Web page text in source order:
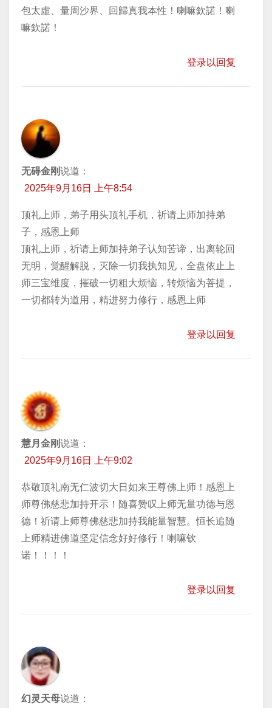
包太虛、量周沙界、回歸真我本性！喇嘛欽諾！喇
嘛欽諾！
登录以回复
无碍金刚说道：
2025年9月16日 上午8:54
顶礼上师，弟子用头顶礼手机，祈请上师加持弟
子，感恩上师
顶礼上师，祈请上师加持弟子认知苦谛，出离轮回
无明，觉醒解脱，灭除一切我执知见，全盘依止上
师三宝维度，摧破一切粗大烦恼，转烦恼为菩提，
一切都转为道用，精进努力修行，感恩上师
登录以回复
慧月金刚说道：
2025年9月16日 上午9:02
恭敬顶礼南无仁波切大日如来王尊佛上师！感恩上
师尊佛慈悲加持开示！随喜赞叹上师无量功德与恩
德！祈请上师尊佛慈悲加持我能量智慧。恒长追随
上师精进佛道坚定信念好好修行！喇嘛钦
诺！！！！
登录以回复
幻灵天母说道：